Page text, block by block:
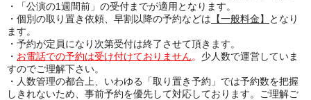
・「公演の1週間前」の受付までが適用となります。
・個別の取り置き依頼、早割以降の予約などは 【一般料金】
となり
ます。
・予約が定員になり次第受付は終了させて頂きます。
・ お電話での予約は受け付けておりません。 少人数で運営していま
すのでご理解下さい。
・人数管理の都合上、いわゆる「取り置き予約」では予約数を把握
しきれないため、事前予約を優先して対応しております。ご理解ご